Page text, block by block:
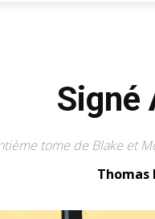
Signé
tome de Blake et
Thomas